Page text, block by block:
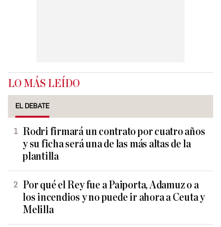
LO MÁS LEÍDO
EL DEBATE
Rodri firmará un contrato por cuatro años
y su ficha será una de las más altas de la
plantilla
Por qué el Rey fue a Paiporta, Adamuz o a
los incendios y no puede ir ahora a Ceuta y
Melilla